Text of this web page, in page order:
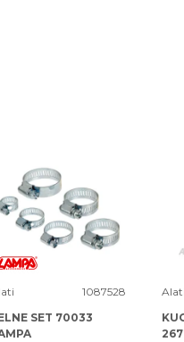
1087528
SET 70033
Alati